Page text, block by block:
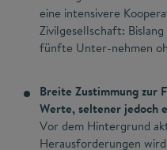
eine intensivere
Zivilgesellschaft:
fünfte Unter-nehmen
Breite Zustimmung zur
Werte, seltener jedoch
Vor dem Hintergrund
Herausforderungen